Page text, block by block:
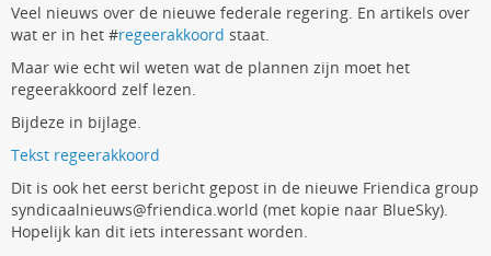
Veel nieuws over de nieuwe federale regering. En artikels over
wat er in het #regeerakkoord staat.
Maar wie echt wil weten wat de plannen zijn moet het
regeerakkoord zelf lezen.
Bijdeze in bijlage.
Tekst regeerakkoord
Dit is ook het eerst bericht gepost in de nieuwe Friendica group
syndicaalnieuws@friendica.world (met kopie naar BlueSky).
Hopelijk kan dit iets interessant worden.